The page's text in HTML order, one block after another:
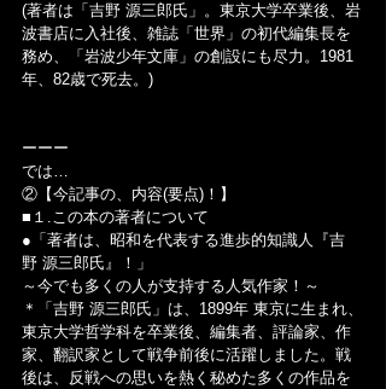
(著者は「吉野 源三郎氏」。東京大学卒業後、岩
波書店に入社後、雑誌「世界」の初代編集長を
務め、「岩波少年文庫」の創設にも尽力。1981
年、82歳で死去。)
ーーー
では…
②【今記事の、内容(要点)！】
■１.この本の著者について
●「著者は、昭和を代表する進歩的知識人『吉
野 源三郎氏』！」
～今でも多くの人が支持する人気作家！～
＊「吉野 源三郎氏」は、1899年 東京に生まれ、
東京大学哲学科を卒業後、編集者、評論家、作
家、翻訳家として戦争前後に活躍しました。戦
後は、反戦への思いを熱く秘めた多くの作品を